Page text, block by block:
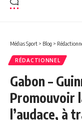
Médias Sport > Blog >
RÉDACTIONNEL
Gabon –
Promouvoir
l’audace, à